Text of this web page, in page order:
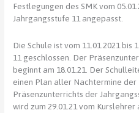
Festlegungen des SMK vom
Jahrgangsstufe 11 angepasst.
Die Schule ist vom 11.01.2021 bis
11 geschlossen. Der
beginnt am 18.01.21. Der
einen Plan aller Nachtermine der
Präsenzunterrichts der
wird zum 29.01.21 vom